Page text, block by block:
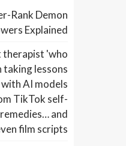
Rank Demon
Explained
therapist 'who
taking lessons
AI models
TikTok self-
and
film scripts